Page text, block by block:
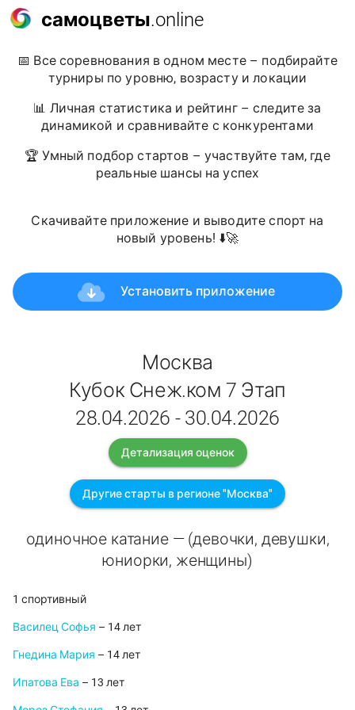
самоцветы.online
📅 Все соревнования в одном месте – подбирайте
турниры по уровню, возрасту и локации
📊 Личная статистика и рейтинг – следите за
динамикой и сравнивайте с конкурентами
🏆 Умный подбор стартов – участвуйте там, где
реальные шансы на успех
Скачивайте приложение и выводите спорт на
новый уровень! ⬇️🚀
Установить приложение
Москва
Кубок Снеж.ком 7 Этап
28.04.2026 - 30.04.2026
Детализация оценок
Другие старты в регионе "Москва"
одиночное катание — (девочки, девушки,
юниорки, женщины)
1 спортивный
Василец Софья – 14 лет
Гнедина Мария – 14 лет
Ипатова Ева – 13 лет